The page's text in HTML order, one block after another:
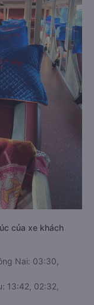
của xe khách
Nai: 03:30,
13:42, 02:32,